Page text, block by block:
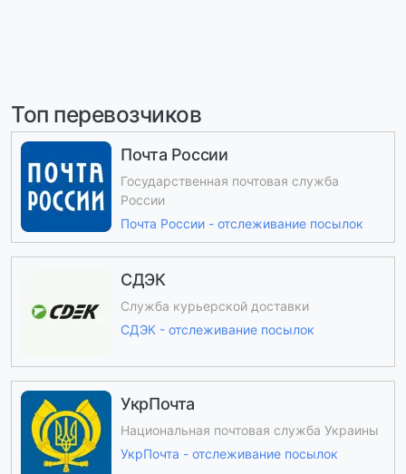
Топ перевозчиков
Почта России
Государственная почтовая служба
России
Почта России - отслеживание посылок
СДЭК
Служба курьерской доставки
СДЭК - отслеживание посылок
УкрПочта
Национальная почтовая служба Украины
УкрПочта - отслеживание посылок